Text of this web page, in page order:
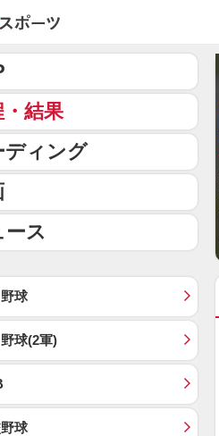
・結果
ディング
ース
球
球(2軍)
球